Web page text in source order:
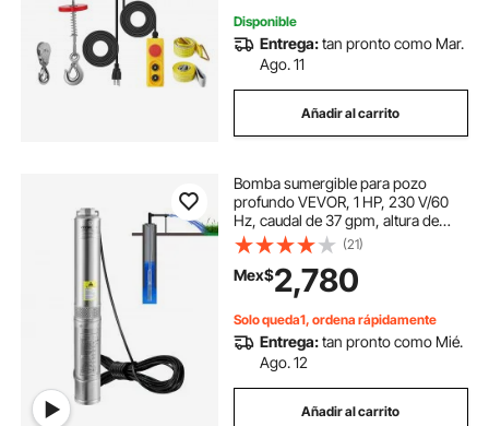
Disponible
Entrega:tan pronto como Mar.
Ago. 11
Añadir al carrito
Bomba sumergible para pozo
profundo VEVOR, 1 HP, 230 V/60
Hz, caudal de 37 gpm, altura de
elevación de 207 pies, con cable
eléctrico de 33 pies, bomba de
agua de acero inoxidable de 4
pulgadas para uso industrial, riego
y doméstico, grado de
impermeabilidad IP68
(21)
Mex$2,780
Solo queda1, ordena rápidamente
Entrega:tan pronto como Mié.
Ago. 12
Añadir al carrito